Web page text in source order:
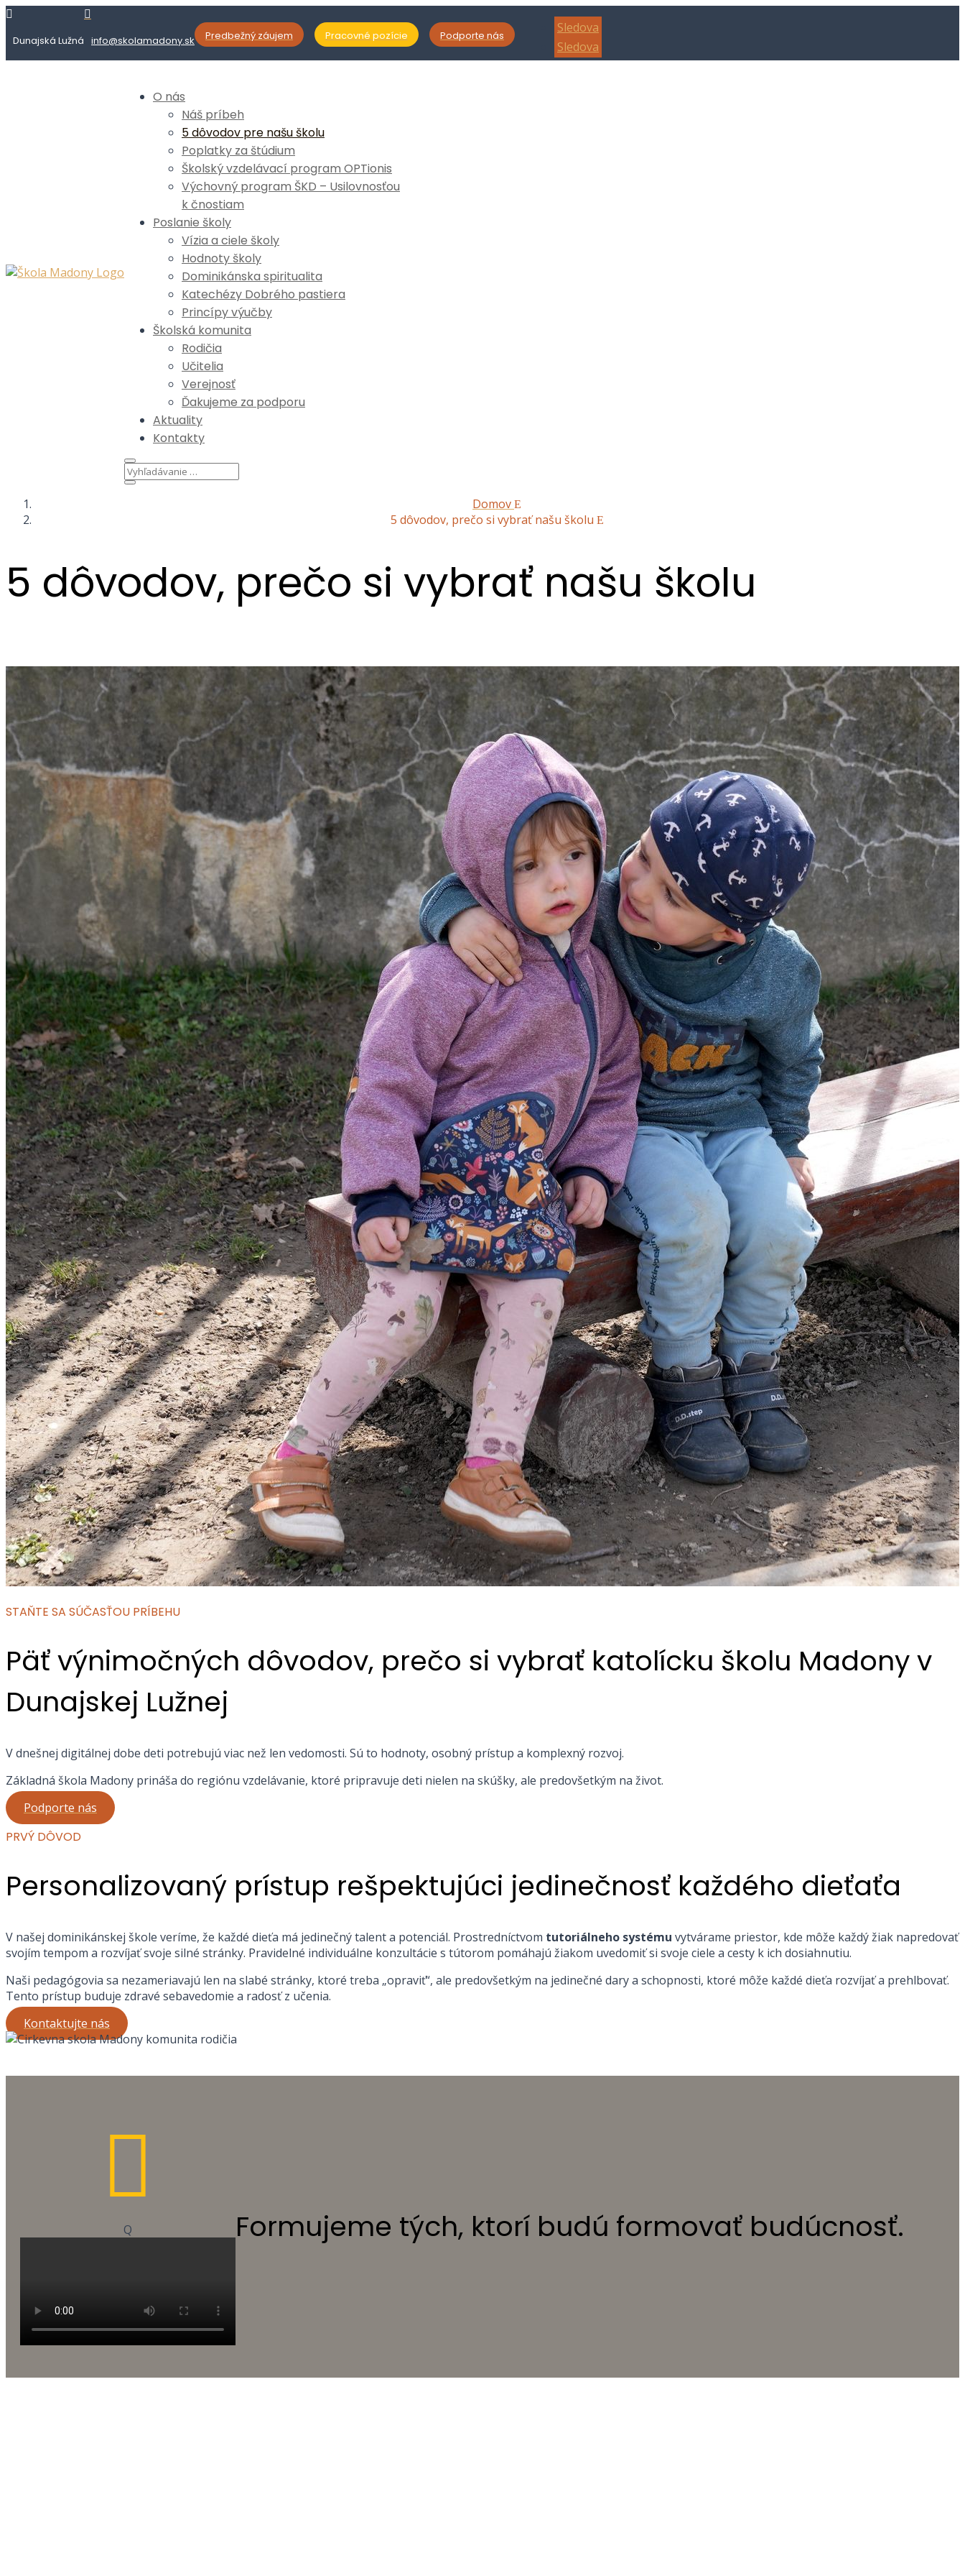

Dunajská Lužná

info@skolamadony.sk Predbežný záujem Pracovné pozície Podporte nás
Sledova
Sledova
O nás
Náš príbeh
5 dôvodov pre našu školu
Poplatky za štúdium
Školský vzdelávací program OPTionis
Výchovný program ŠKD – Usilovnosťou
k čnostiam
Poslanie školy
Vízia a ciele školy
Hodnoty školy
Dominikánska spiritualita
Katechézy Dobrého pastiera
Princípy výučby
Školská komunita
Rodičia
Učitelia
Verejnosť
Ďakujeme za podporu
Aktuality
Kontakty
Domov
5 dôvodov, prečo si vybrať našu školu
5 dôvodov, prečo si vybrať našu školu
STAŇTE SA SÚČASŤOU PRÍBEHU
Päť výnimočných dôvodov, prečo si vybrať katolícku školu Madony v
Dunajskej Lužnej
V dnešnej digitálnej dobe deti potrebujú viac než len vedomosti. Sú to hodnoty, osobný prístup a komplexný rozvoj.
Základná škola Madony prináša do regiónu vzdelávanie, ktoré pripravuje deti nielen na skúšky, ale predovšetkým na život.
Podporte nás
PRVÝ DÔVOD
Personalizovaný prístup rešpektujúci jedinečnosť každého dieťaťa
V našej dominikánskej škole veríme, že každé dieťa má jedinečný talent a potenciál. Prostredníctvom tutoriálneho systému vytvárame priestor, kde môže každý žiak napredovať
svojím tempom a rozvíjať svoje silné stránky. Pravidelné individuálne konzultácie s tútorom pomáhajú žiakom uvedomiť si svoje ciele a cesty k ich dosiahnutiu.
Naši pedagógovia sa nezameriavajú len na slabé stránky, ktoré treba „opraviť“, ale predovšetkým na jedinečné dary a schopnosti, ktoré môže každé dieťa rozvíjať a prehlbovať.
Tento prístup buduje zdravé sebavedomie a radosť z učenia.
Kontaktujte nás

Q Formujeme tých, ktorí budú formovať budúcnosť.